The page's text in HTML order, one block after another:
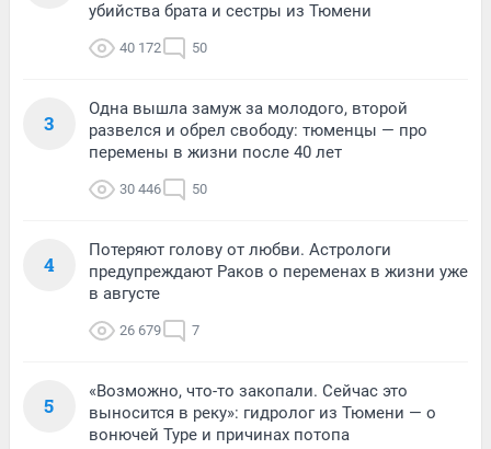
убийства брата и сестры из Тюмени
40 172 50
3
Одна вышла замуж за молодого, второй
развелся и обрел свободу: тюменцы — про
перемены в жизни после 40 лет
30 446 50
4
Потеряют голову от любви. Астрологи
предупреждают Раков о переменах в жизни уже
в августе
26 679 7
5
«Возможно, что-то закопали. Сейчас это
выносится в реку»: гидролог из Тюмени — о
вонючей Туре и причинах потопа